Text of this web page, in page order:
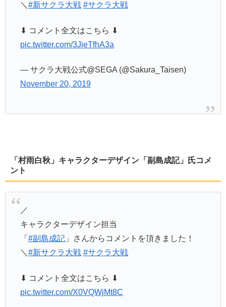
＼ #新サクラ大戦 #サクラ大戦
⬇︎ コメント全文はこちら ⬇︎
pic.twitter.com/3JieTfhA3a
— サクラ大戦公式@SEGA (@Sakura_Taisen)
November 20, 2019
「村雨白秋」キャラクターデザイン「副島成記」氏コメ
ント
／
キャラクターデザイン担当
「 #副島成記」さんからコメントを頂きました！
＼ #新サクラ大戦 #サクラ大戦
⬇︎ コメント全文はこちら ⬇︎
pic.twitter.com/X0VQWjMt8C